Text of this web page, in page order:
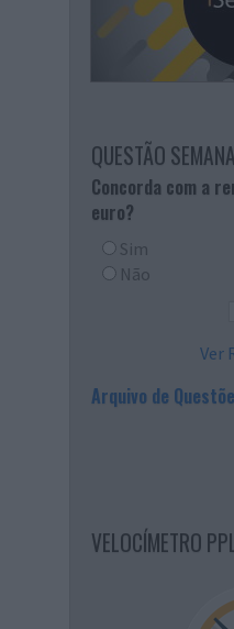
QUESTÃO
Concorda com a
euro?
Sim
Não
Ver
Arquivo de
VELOCÍMETRO